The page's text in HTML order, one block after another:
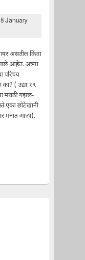
January
असतील किंवा
आहेत. अश्या
परिचय
( उद्या १९
मराठी गझल-
एका छोटेखानी
मनात आला).